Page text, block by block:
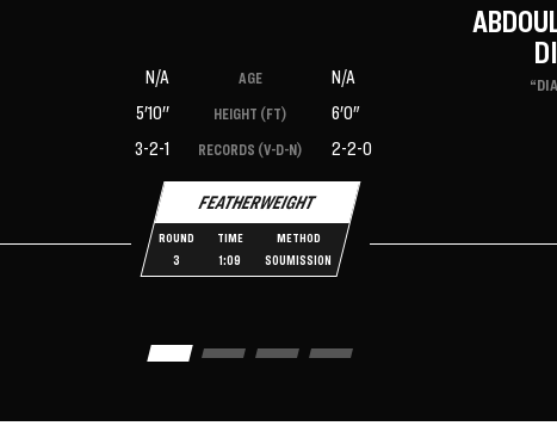
FEATHERWEIGHT
ROUND
3
TIME
1:09
METHOD
SOUMISSION
N/A AGE
N/A
5'10''
HEIGHT (FT)
6'0"
3-2-1
RECORDS (V-D-N) 2-2-0